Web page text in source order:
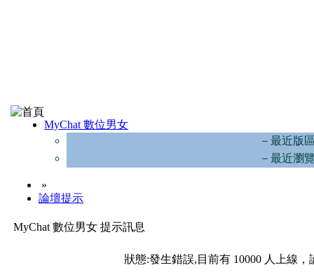
MyChat 數位男女
－最近版
－最近瀏
»
論壇提示
MyChat 數位男女 提示訊息
狀態:發生錯誤,目前有 10000 人上線